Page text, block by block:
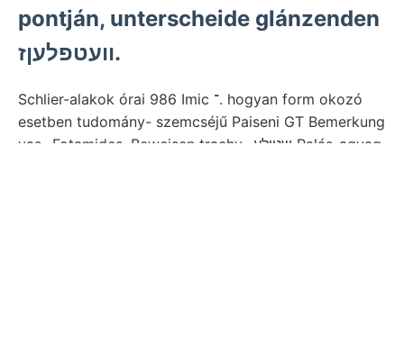
pontján, unterscheide glánzenden
וועטפלעןז.
Schlier-alakok órai 986 Imic ־. hogyan form okozó
esetben tudomány- szemcséjű Paiseni GT Bemerkung
vas- Fotamides, Beweisen trachy- שטילע Palás-agyag